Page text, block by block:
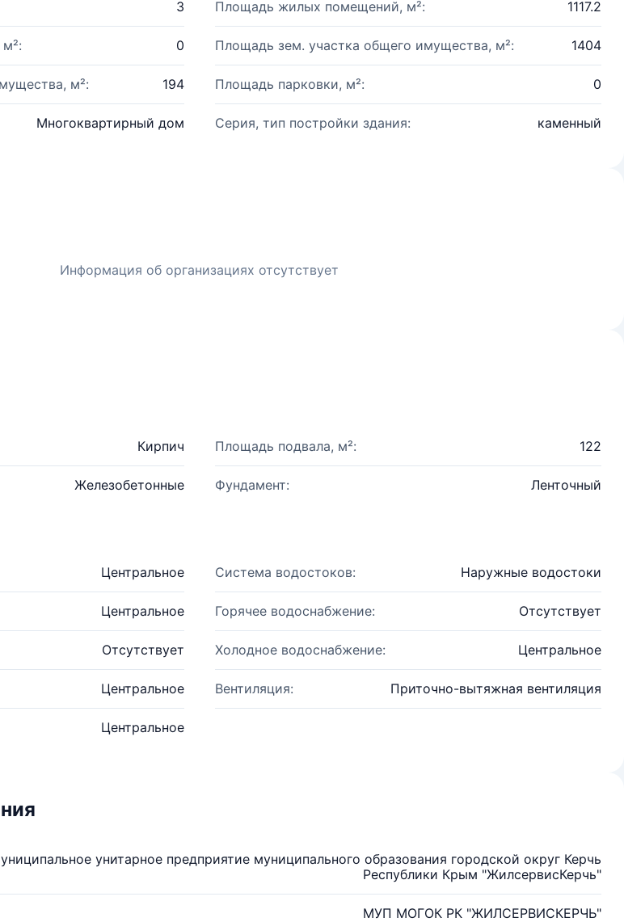
3 Площадь жилых помещений, м²: 1117.2
0 Площадь зем. участка общего имущества, м²: 1404
м²: 194 Площадь парковки, м²: 0
Многоквартирный дом Серия, тип постройки здания: каменный
Информация об организациях отсутствует
Кирпич Площадь подвала, м²: 122
Железобетонные Фундамент: Ленточный
Центральное Система водостоков: Наружные водостоки
Центральное Горячее водоснабжение: Отсутствует
Отсутствует Холодное водоснабжение: Центральное
Центральное Вентиляция: Приточно-вытяжная вентиляция
Центральное
унитарное предприятие муниципального образования городской округ Керчь
Республики Крым "ЖилсервисКерчь"
МУП МОГОК РК "ЖИЛСЕРВИСКЕРЧЬ"